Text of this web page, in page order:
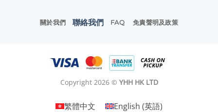
關於我們 聯絡我們 FAQ 免責聲明及政策
Copyright 2026 © YHH HK LTD
繁體中文 English (英語)